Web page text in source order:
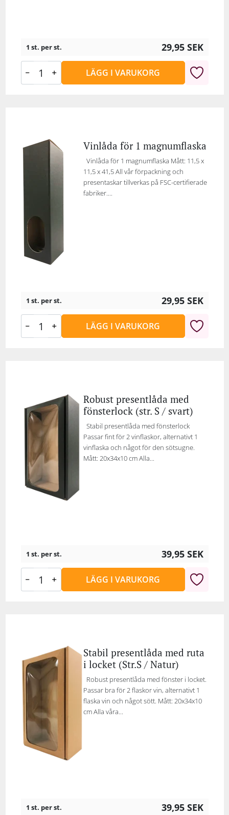
1 st. per st. 29,95 SEK
LÄGG I VARUKORG
Vinlåda för 1 magnumflaska
Vinlåda för 1 magnumflaska Mått: 11,5 x
11,5 x 41,5 All vår förpackning och
presentaskar tillverkas på FSC-certifierade
fabriker....
1 st. per st. 29,95 SEK
LÄGG I VARUKORG
Robust presentlåda med
fönsterlock (str. S / svart)
Stabil presentlåda med fönsterlock
Passar fint för 2 vinflaskor, alternativt 1
vinflaska och något för den sötsugne.
Mått: 20x34x10 cm Alla...
1 st. per st. 39,95 SEK
LÄGG I VARUKORG
Stabil presentlåda med ruta
i locket (Str.S / Natur)
Robust presentlåda med fönster i locket.
Passar bra för 2 flaskor vin, alternativt 1
flaska vin och något sött. Mått: 20x34x10
cm Alla våra...
1 st. per st. 39,95 SEK